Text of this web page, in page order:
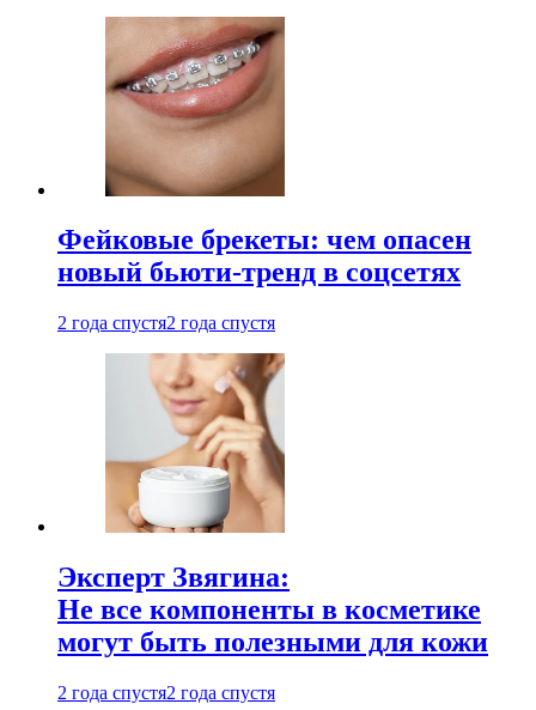
Фейковые брекеты: чем опасен
новый бьюти-тренд в соцсетях
2 года спустя2 года спустя
Эксперт Звягина:
Не все компоненты в косметике
могут быть полезными для кожи
2 года спустя2 года спустя